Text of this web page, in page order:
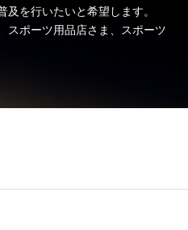
及を行いたいと希望します。
スポーツ用品店さま、スポーツ